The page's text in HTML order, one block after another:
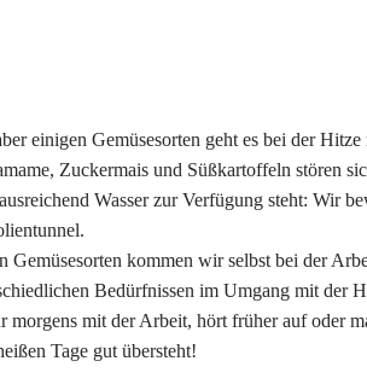
einigen Gemüsesorten geht es bei der
Zuckermais und Süßkartoffeln stören
Wasser zur Verfügung steht: Wir
Gemüsesorten kommen wir selbst bei der
Bedürfnissen im Umgang mit der
morgens mit der Arbeit, hört früher auf oder
Tage gut übersteht!